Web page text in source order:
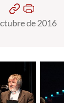
de 2016